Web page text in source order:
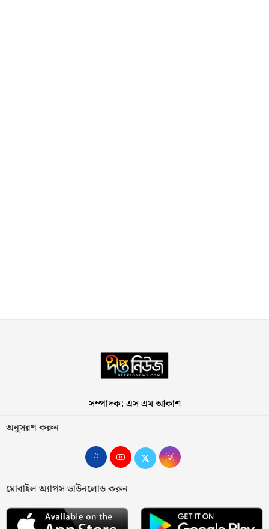
সম্পাদক: এস এম আকাশ
অনুসরণ করুন
মোবাইল অ্যাপস ডাউনলোড করুন